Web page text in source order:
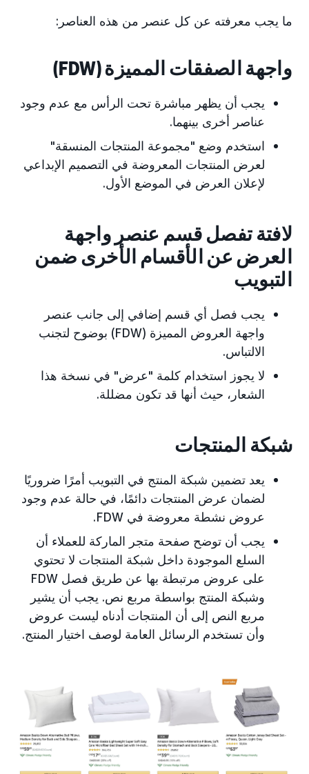
ما يجب معرفته عن كل عنصر من هذه العناصر:
واجهة الصفقات المميزة (FDW)
يجب أن يظهر مباشرة تحت الرأس مع عدم وجود
عناصر أخرى بينهما.
استخدم وضع "مجموعة المنتجات المنسقة"
لعرض المنتجات المعروضة في التصميم الإبداعي
لإعلان العرض في الموضع الأول.
لافتة تفصل قسم عنصر واجهة
العرض عن الأقسام الأخرى ضمن
التبويب
يجب فصل أي قسم إضافي إلى جانب عنصر
واجهة العروض المميزة (FDW) بوضوح لتجنب
الالتباس.
لا يجوز استخدام كلمة "عرض" في نسخة هذا
الشعار، حيث أنها قد تكون مضللة.
شبكة المنتجات
يعد تضمين شبكة المنتج في التبويب أمرًا ضروريًا
لضمان عرض المنتجات دائمًا، في حالة عدم وجود
عروض نشطة معروضة في FDW.
يجب أن توضح صفحة متجر الماركة للعملاء أن
السلع الموجودة داخل شبكة المنتجات لا تحتوي
على عروض مرتبطة بها عن طريق فصل FDW
وشبكة المنتج بواسطة مربع نص. يجب أن يشير
مربع النص إلى أن المنتجات أدناه ليست عروض
وأن تستخدم الرسائل العامة لوصف اختيار المنتج.